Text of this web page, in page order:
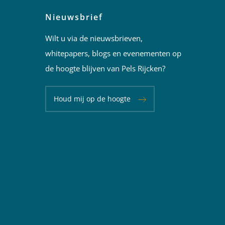
Nieuwsbrief
Wilt u via de nieuwsbrieven,
whitepapers, blogs en evenementen op
de hoogte blijven van Pels Rijcken?
Houd mij op de hoogte